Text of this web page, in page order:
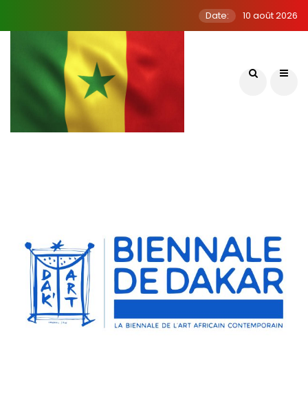
Date: 10 août 2026